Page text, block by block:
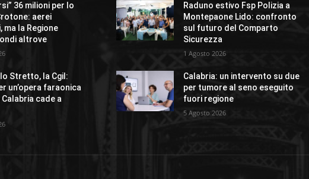
36 milioni per lo
aerei
ma la Regione
altrove
Stretto, la Cgil:
un’opera faraonica
cade a
Raduno estivo Fsp Polizia a
Montepaone Lido: confronto
sul futuro del Comparto
Sicurezza
1 Agosto 2026
Calabria: un intervento su due
per tumore al seno eseguito
fuori regione
5 Agosto 2026